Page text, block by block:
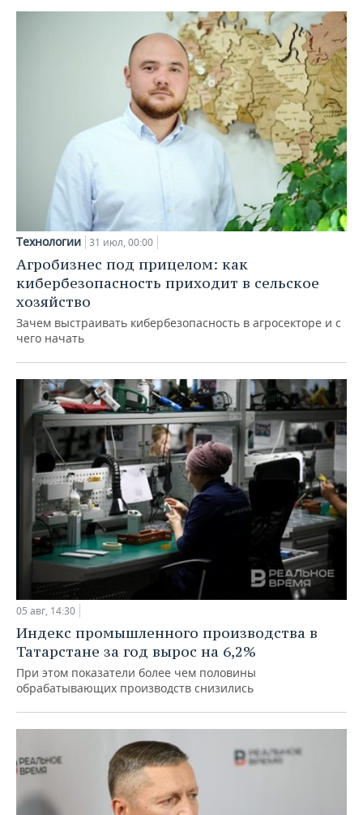
Технологии 31 июл, 00:00
Агробизнес под прицелом: как
кибербезопасность приходит в сельское
хозяйство
Зачем выстраивать кибербезопасность в агросекторе и с
чего начать
05 авг, 14:30
Индекс промышленного производства в
Татарстане за год вырос на 6,2%
При этом показатели более чем половины
обрабатывающих производств снизились